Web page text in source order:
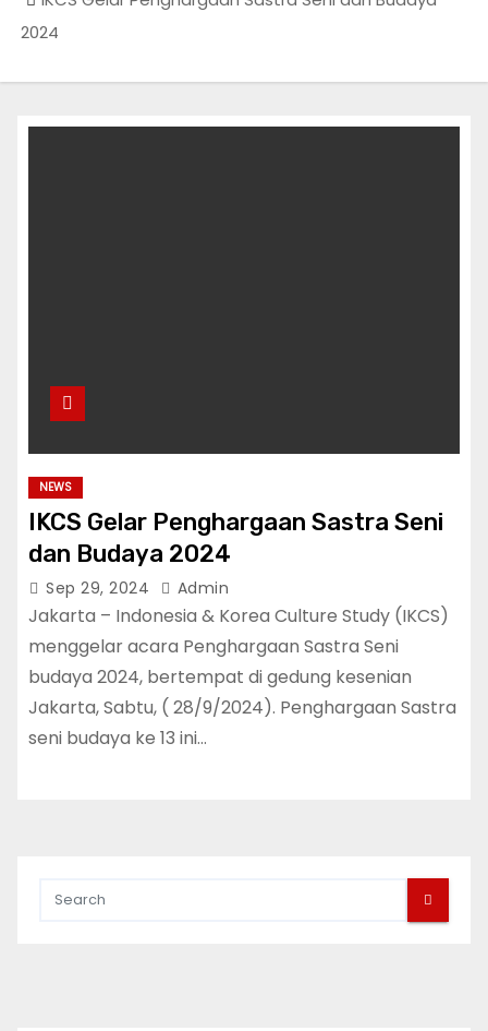
2024
NEWS
IKCS Gelar Penghargaan Sastra Seni
dan Budaya 2024
Sep 29, 2024 Admin
Jakarta – Indonesia & Korea Culture Study (IKCS)
menggelar acara Penghargaan Sastra Seni
budaya 2024, bertempat di gedung kesenian
Jakarta, Sabtu, ( 28/9/2024). Penghargaan Sastra
seni budaya ke 13 ini…